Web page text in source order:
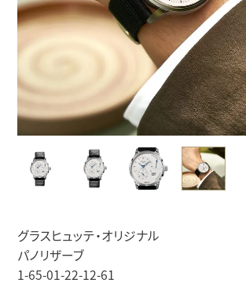
グラスヒュッテ・オリジナル
パノリザーブ
1-65-01-22-12-61